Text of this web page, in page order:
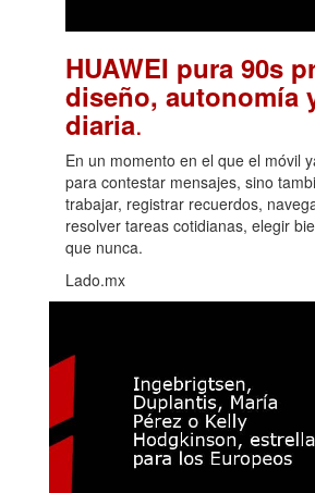
HUAWEI pura 90s
diseño, autonomía
diaria.
En un momento en el que el móvil
para contestar mensajes, sino
trabajar, registrar recuerdos,
resolver tareas cotidianas, elegir
que nunca.
Lado.mx